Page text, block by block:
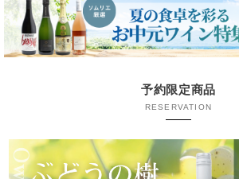
予約限定商品
RESERVATION